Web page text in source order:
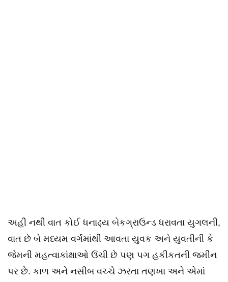
અહી નથી વાત કોઈ ધનાઢ્ય બેકગ્રાઉન્ડ ધરાવતા યુગલની,
વાત છે બે મધ્યમ વર્ગમાંથી આવતા યુવક અને યુવતીની કે
જેમની મહત્વાકાંક્ષાઓ ઉંચી છે પણ પગ હકીકતની જમીન
પર છે. કાળ અને નસીબ વચ્ચે ઝરતા તણખા અને એમાં